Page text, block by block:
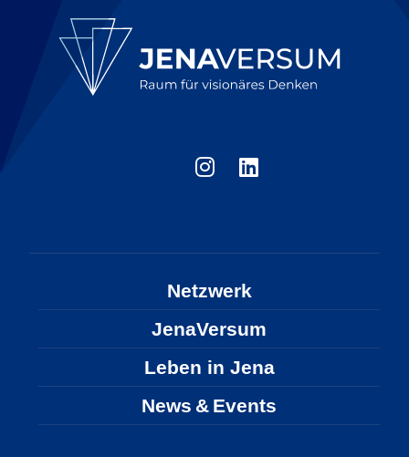
Netzwerk
JenaVersum
Leben in Jena
News & Events